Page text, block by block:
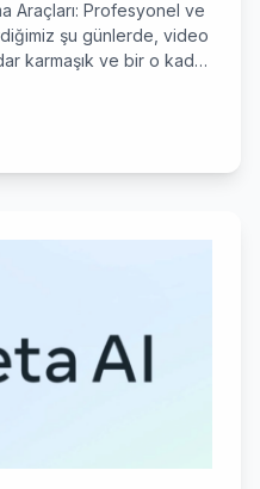
Araçları: Profesyonel ve
şu günlerde, video
karmaşık ve bir o kadar
standartlaştığı
veri yığınlarını